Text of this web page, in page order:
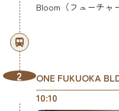
Bloom（フューチャ
2
ONE FUKUOKA
10:10